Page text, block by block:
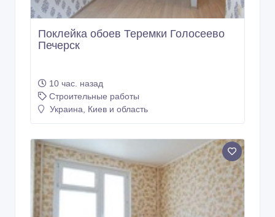
Поклейка обоев Теремки Голосеево
Печерск
10 час. назад
Строительные работы
Украина, Киев и область